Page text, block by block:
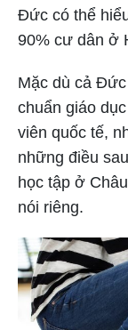
Đức có thể
90% cư dân ở
Mặc dù cả
chuẩn giáo
viên quốc tế,
những điều
học tập ở
nói riêng.